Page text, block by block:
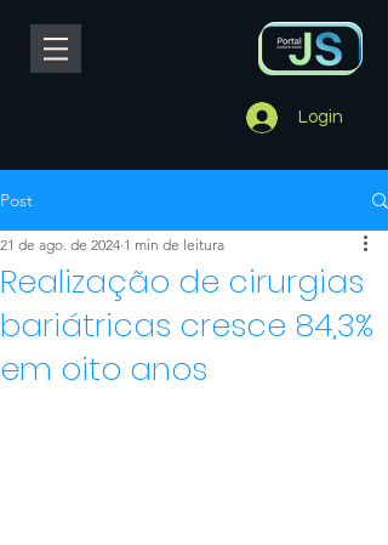
Login
Post
Realização de cirurgias
bariátricas cresce 84,3%
em oito anos
21 de ago. de 2024 1 min de leitura